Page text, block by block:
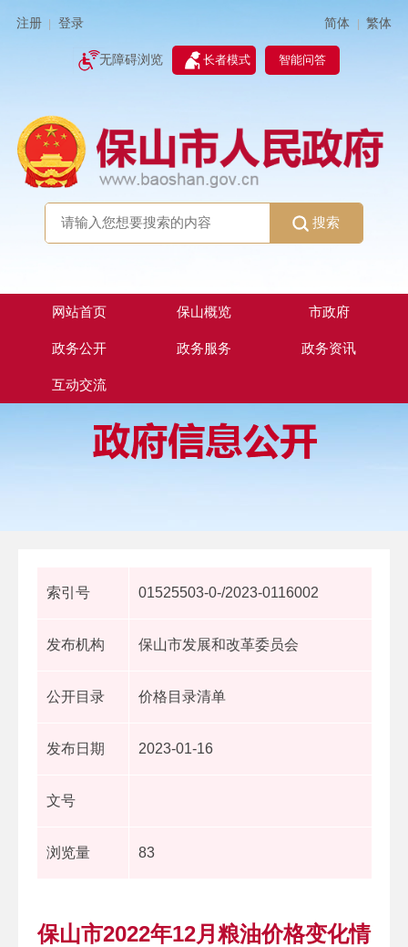
注册 登录 简体 | 繁体
无障碍浏览 长者模式 智能问答
搜索
网站首页 保山概览 市政府
政务公开 政务服务 政务资讯
互动交流
索引号 01525503-0-/2023-0116002
发布机构 保山市发展和改革委员会
公开目录 价格目录清单
发布日期 2023-01-16
文号
浏览量 83
保山市2022年12月粮油价格变化情